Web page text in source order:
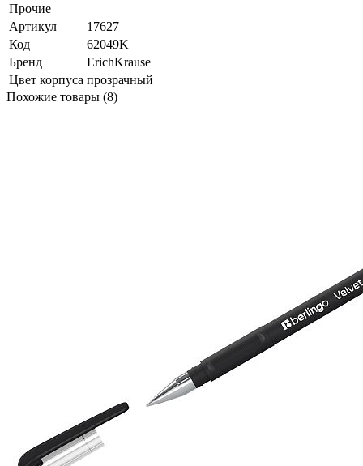
Прочие
Артикул
17627
Код
62049K
Бренд
ErichKrause
Цвет корпуса прозрачный
Похожие товары (8)